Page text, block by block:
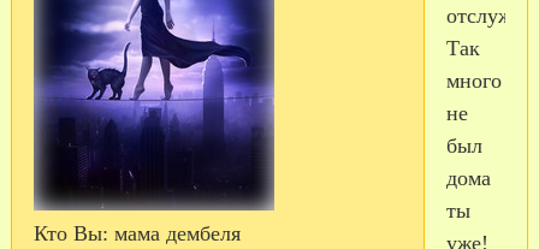
Кто Вы: мама дембеля
Так
много
не
был
дома
ты
уже!